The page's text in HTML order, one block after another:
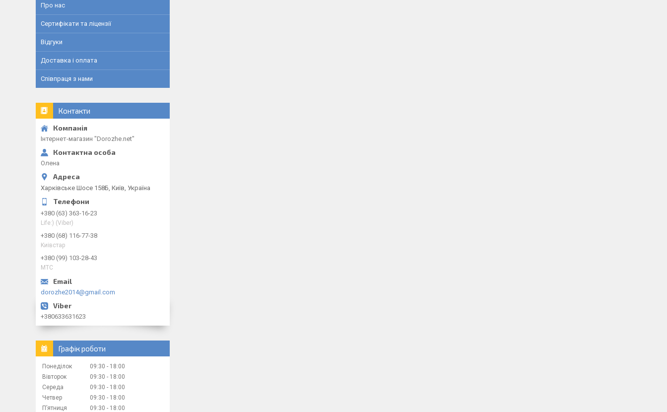
Про нас
Сертифікати та ліцензії
Відгуки
Доставка і оплата
Співпраця з нами
Контакти
Інтернет-магазин "Dorozhe.net"
Олена
Харківське Шосе 158Б, Київ, Україна
+380 (63) 363-16-23
Life:) (Viber)
+380 (68) 116-77-38
Kиiвcтap
+380 (99) 103-28-43
МТС
dorozhe2014@gmail.com
+380633631623
Графік роботи
Понеділок 09:30
18:00
Вівторок
09:30
18:00
Середа
09:30
18:00
Четвер
09:30
18:00
Пʼятниця
09:30 18:00